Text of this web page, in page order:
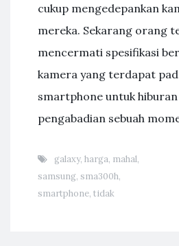
cukup mengedepankan
mereka. Sekarang orang
mencermati spesifikasi
kamera yang terdapat
smartphone untuk
pengabadian sebuah
galaxy, harga, mahal,
samsung, sma300h,
smartphone, tidak